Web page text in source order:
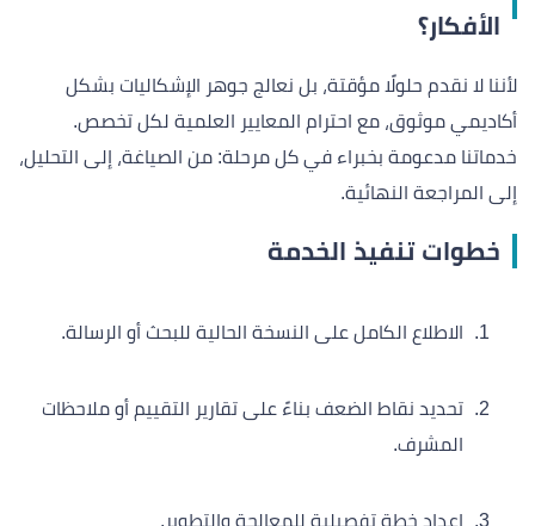
الأفكار؟
لأننا لا نقدم حلولًا مؤقتة، بل نعالج جوهر الإشكاليات بشكل
أكاديمي موثوق، مع احترام المعايير العلمية لكل تخصص.
خدماتنا مدعومة بخبراء في كل مرحلة: من الصياغة، إلى التحليل،
إلى المراجعة النهائية.
خطوات تنفيذ الخدمة
الاطلاع الكامل على النسخة الحالية للبحث أو الرسالة.
تحديد نقاط الضعف بناءً على تقارير التقييم أو ملاحظات
المشرف.
إعداد خطة تفصيلية للمعالجة والتطوير.